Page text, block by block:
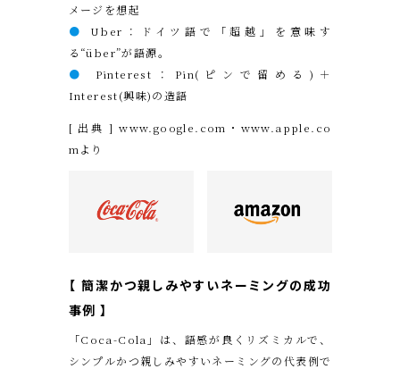
メージを想起
●
Uber：ドイツ語で「超越」を意味す
る“über”が語源。
●
Pinterest：Pin(ピンで留める)＋
Interest(興味)の造語
[ 出典 ]www.google.com ・ www.apple.co
m より
【 簡潔かつ親しみやすいネーミングの成功
事例 】
「Coca-Cola」は、語感が良くリズミカルで、
シンプルかつ親しみやすいネーミングの代表例で